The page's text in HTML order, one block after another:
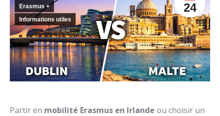
24
Erasmus +
Informations utiles
Partir en mobilité Erasmus en Irlande ou choisir un